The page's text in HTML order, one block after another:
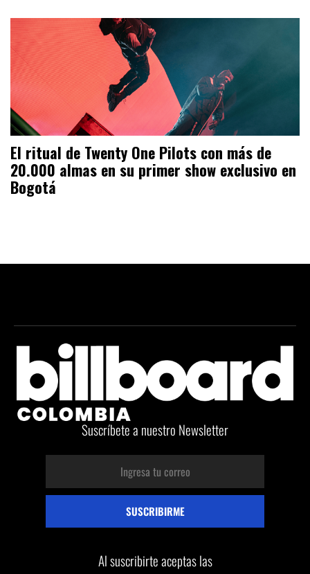
El ritual de Twenty One Pilots con más de
20.000 almas en su primer show exclusivo en
Bogotá
Suscríbete a nuestro Newsletter
Al suscribirte aceptas las